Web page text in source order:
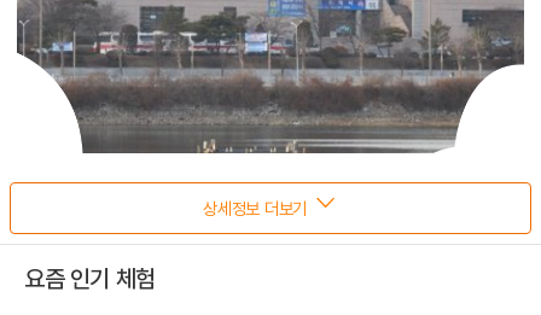
상세정보 더보기
요즘 인기 체험